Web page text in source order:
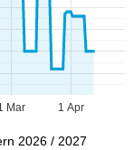
Mar 1 Apr
2026 / 2027